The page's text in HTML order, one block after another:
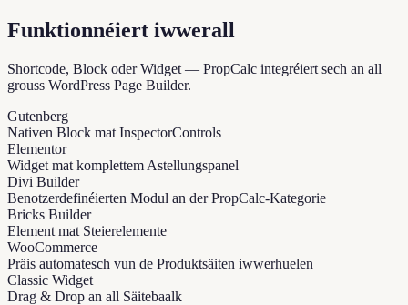
Funktionnéiert iwwerall
Shortcode, Block oder Widget — PropCalc integréiert sech an all
grouss WordPress Page Builder.
Gutenberg
Nativen Block mat InspectorControls
Elementor
Widget mat komplettem Astellungspanel
Divi Builder
Benotzerdefinéierten Modul an der PropCalc-Kategorie
Bricks Builder
Element mat Steierelemente
WooCommerce
Präis automatesch vun de Produktsäiten iwwerhuelen
Classic Widget
Drag & Drop an all Säitebaalk